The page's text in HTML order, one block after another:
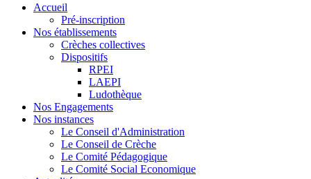
Accueil
Pré-inscription
Nos établissements
Crèches collectives
Dispositifs
RPEI
LAEPI
Ludothèque
Nos Engagements
Nos instances
Le Conseil d'Administration
Le Conseil de Crèche
Le Comité Pédagogique
Le Comité Social Economique